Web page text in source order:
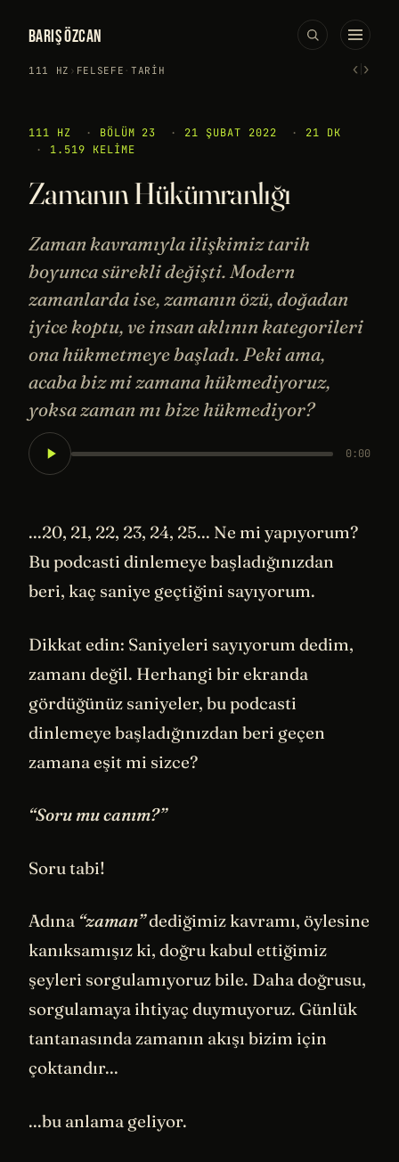
BARIŞ ÖZCAN
111 HZ › FELSEFE · TARIH ‹›
111 HZ · BÖLÜM 23 · 21 ŞUBAT 2022 ·
21 DK
·
1.519 KELIME
Zamanın Hükümranlığı
Zaman kavramıyla ilişkimiz tarih
boyunca sürekli değişti. Modern
zamanlarda ise, zamanın özü, doğadan
iyice koptu, ve insan aklının kategorileri
ona hükmetmeye başladı. Peki ama,
acaba biz mi zamana hükmediyoruz,
yoksa zaman mı bize hükmediyor?
0:00
...20, 21, 22, 23, 24, 25... Ne mi yapıyorum?
Bu podcasti dinlemeye başladığınızdan
beri, kaç saniye geçtiğini sayıyorum.
Dikkat edin: Saniyeleri sayıyorum dedim,
zamanı değil. Herhangi bir ekranda
gördüğünüz saniyeler, bu podcasti
dinlemeye başladığınızdan beri geçen
zamana eşit mi sizce?
“Soru mu canım?”
Soru tabi!
Adına “zaman”dediğimiz kavramı, öylesine
kanıksamışız ki, doğru kabul ettiğimiz
şeyleri sorgulamıyoruz bile. Daha doğrusu,
sorgulamaya ihtiyaç duymuyoruz. Günlük
tantanasında zamanın akışı bizim için
çoktandır...
...bu anlama geliyor.